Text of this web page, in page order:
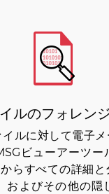
ルのフォレン
ルに対して電子
ビューアーツー
らすべての詳細と
およびその他の隠